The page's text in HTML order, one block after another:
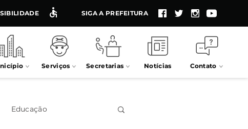
SIGA A PREFEITURA
Serviços Secretarias Notícias Contato
Educação